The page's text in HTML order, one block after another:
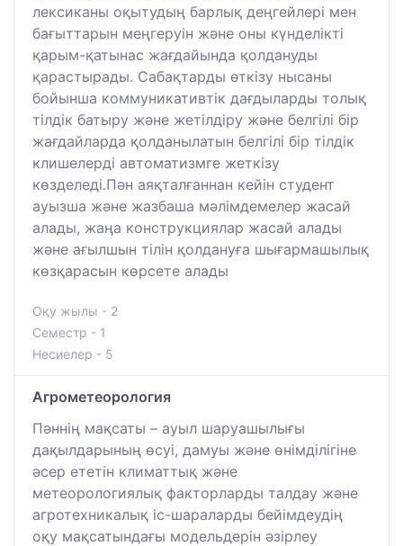
лексиканы оқытудың барлық деңгейлері мен
бағыттарын меңгеруін және оны күнделікті
қарым-қатынас жағдайында қолдануды
қарастырады. Сабақтарды өткізу нысаны
бойынша коммуникативтік дағдыларды толық
тілдік батыру және жетілдіру және белгілі бір
жағдайларда қолданылатын белгілі бір тілдік
клишелерді автоматизмге жеткізу
көзделеді.Пән аяқталғаннан кейін студент
ауызша және жазбаша мәлімдемелер жасай
алады, жаңа конструкциялар жасай алады
және ағылшын тілін қолдануға шығармашылық
көзқарасын көрсете алады
Оқу жылы - 2
Семестр - 1
Несиелер - 5
Агрометеорология
Пәннің мақсаты – ауыл шаруашылығы
дақылдарының өсуі, дамуы және өнімділігіне
әсер ететін климаттық және
метеорологиялық факторларды талдау және
агротехникалық іс-шараларды бейімдеудің
оқу мақсатындағы модельдерін әзірлеу